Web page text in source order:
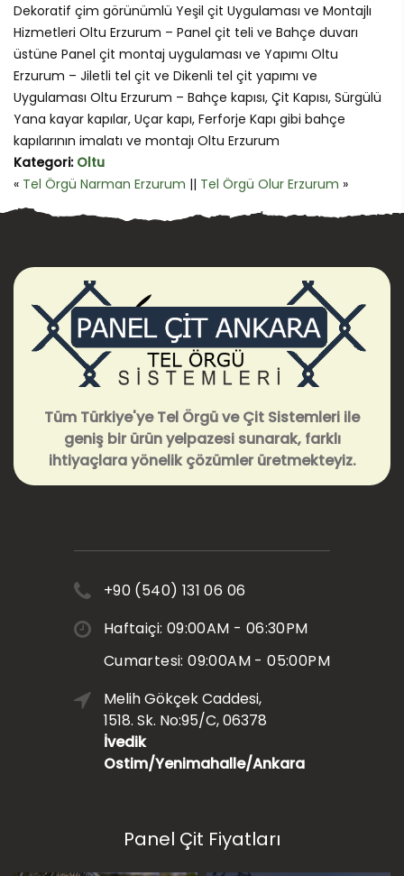
Dekoratif çim görünümlü Yeşil çit Uygulaması ve Montajlı
Hizmetleri Oltu Erzurum – Panel çit teli ve Bahçe duvarı
üstüne Panel çit montaj uygulaması ve Yapımı Oltu
Erzurum – Jiletli tel çit ve Dikenli tel çit yapımı ve
Uygulaması Oltu Erzurum – Bahçe kapısı, Çit Kapısı, Sürgülü
Yana kayar kapılar, Uçar kapı, Ferforje Kapı gibi bahçe
kapılarının imalatı ve montajı Oltu Erzurum
Kategori: Oltu
« Tel Örgü Narman Erzurum || Tel Örgü Olur Erzurum »
Tüm Türkiye'ye Tel Örgü ve Çit Sistemleri ile
geniş bir ürün yelpazesi sunarak, farklı
ihtiyaçlara yönelik çözümler üretmekteyiz.
+90 (540) 131 06 06
Haftaiçi: 09:00AM - 06:30PM
Cumartesi: 09:00AM - 05:00PM
Melih Gökçek Caddesi,
1518. Sk. No:95/C, 06378
İvedik
Ostim/Yenimahalle/Ankara
Panel Çit Fiyatları